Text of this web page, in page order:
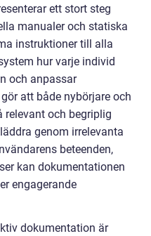
ett stort steg
manualer och statiska
instruktioner till alla
hur varje individ
och anpassar
att både nybörjare och
relevant och begriplig
genom irrelevanta
beteenden,
kan dokumentationen
engagerande
dokumentation är